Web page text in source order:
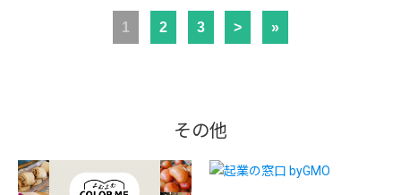
1 2 3 > »
その他